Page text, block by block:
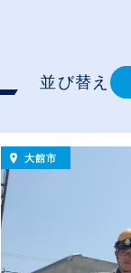
並び替え
大館市